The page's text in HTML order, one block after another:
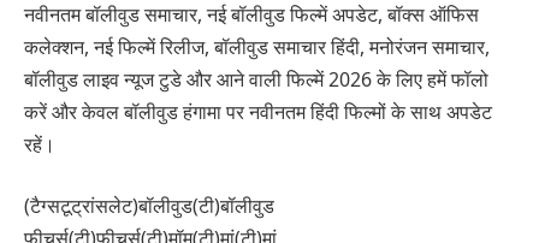
नवीनतम बॉलीवुड समाचार, नई बॉलीवुड फिल्में अपडेट, बॉक्स ऑफिस
कलेक्शन, नई फिल्में रिलीज, बॉलीवुड समाचार हिंदी, मनोरंजन समाचार,
बॉलीवुड लाइव न्यूज टुडे और आने वाली फिल्में 2026 के लिए हमें फॉलो
करें और केवल बॉलीवुड हंगामा पर नवीनतम हिंदी फिल्मों के साथ अपडेट
रहें।
(टैग्सटूट्रांसलेट)बॉलीवुड(टी)बॉलीवुड